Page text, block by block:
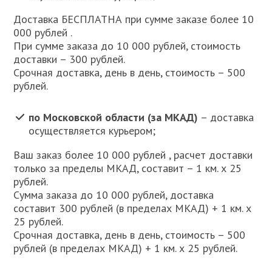
Доставка БЕСПЛАТНА при сумме заказе более 10
000 рублей .
При сумме заказа до 10 000 рублей, стоимость
доставки – 300 рублей.
Срочная доставка, день в день, стоимость – 500
рублей.
по Московской области (за МКАД) – доставка
осуществляется курьером;
Ваш заказ более 10 000 рублей , расчет доставки
только за пределы МКАД, составит – 1 км. х 25
рублей.
Сумма заказа до 10 000 рублей, доставка
составит 300 рублей (в пределах МКАД) + 1 км. х
25 рублей.
Срочная доставка, день в день, стоимость – 500
рублей (в пределах МКАД) + 1 км. х 25 рублей.